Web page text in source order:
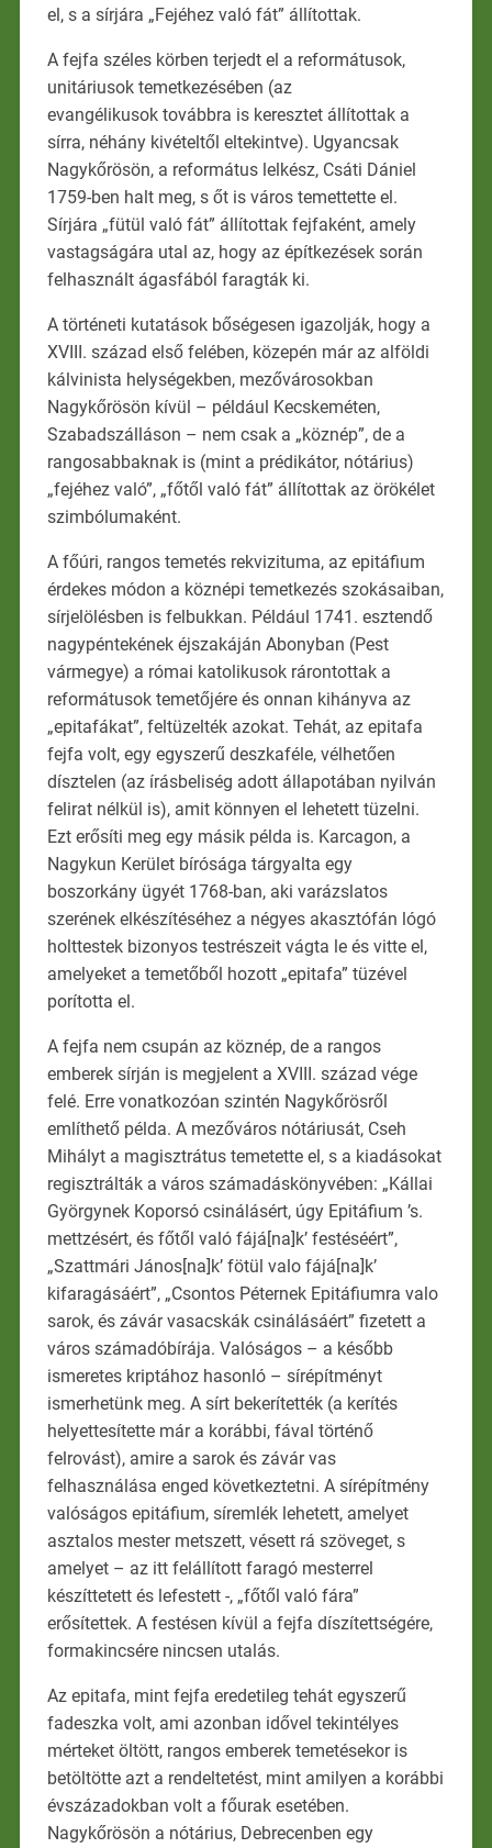
el, s a sírjára „Fejéhez való fát” állítottak.
A fejfa széles körben terjedt el a reformátusok,
unitáriusok temetkezésében (az
evangélikusok továbbra is keresztet állítottak a
sírra, néhány kivételtől eltekintve). Ugyancsak
Nagykőrösön, a református lelkész, Csáti Dániel
1759-ben halt meg, s őt is város temettette el.
Sírjára „fütül való fát” állítottak fejfaként, amely
vastagságára utal az, hogy az építkezések során
felhasznált ágasfából faragták ki.
A történeti kutatások bőségesen igazolják, hogy a
XVIII. század első felében, közepén már az alföldi
kálvinista helységekben, mezővárosokban
Nagykőrösön kívül – például Kecskeméten,
Szabadszálláson – nem csak a „köznép”, de a
rangosabbaknak is (mint a prédikátor, nótárius)
„fejéhez való”, „főtől való fát” állítottak az örökélet
szimbólumaként.
A főúri, rangos temetés rekvizituma, az epitáfium
érdekes módon a köznépi temetkezés szokásaiban,
sírjelölésben is felbukkan. Például 1741. esztendő
nagypéntekének éjszakáján Abonyban (Pest
vármegye) a római katolikusok rárontottak a
reformátusok temetőjére és onnan kihányva az
„epitafákat”, feltüzelték azokat. Tehát, az epitafa
fejfa volt, egy egyszerű deszkaféle, vélhetően
dísztelen (az írásbeliség adott állapotában nyilván
felirat nélkül is), amit könnyen el lehetett tüzelni.
Ezt erősíti meg egy másik példa is. Karcagon, a
Nagykun Kerület bírósága tárgyalta egy
boszorkány ügyét 1768-ban, aki varázslatos
szerének elkészítéséhez a négyes akasztófán lógó
holttestek bizonyos testrészeit vágta le és vitte el,
amelyeket a temetőből hozott „epitafa” tüzével
porította el.
A fejfa nem csupán az köznép, de a rangos
emberek sírján is megjelent a XVIII. század vége
felé. Erre vonatkozóan szintén Nagykőrösről
említhető példa. A mezőváros nótáriusát, Cseh
Mihályt a magisztrátus temetette el, s a kiadásokat
regisztrálták a város számadáskönyvében: „Kállai
Györgynek Koporsó csinálásért, úgy Epitáfium ’s.
mettzésért, és főtől való fájá[na]k’ festéséért”,
„Szattmári János[na]k’ fötül valo fájá[na]k’
kifaragásáért”, „Csontos Péternek Epitáfiumra valo
sarok, és závár vasacskák csinálásáért” fizetett a
város számadóbírája. Valóságos – a később
ismeretes kriptához hasonló – sírépítményt
ismerhetünk meg. A sírt bekerítették (a kerítés
helyettesítette már a korábbi, fával történő
felrovást), amire a sarok és závár vas
felhasználása enged következtetni. A sírépítmény
valóságos epitáfium, síremlék lehetett, amelyet
asztalos mester metszett, vésett rá szöveget, s
amelyet – az itt felállított faragó mesterrel
készíttetett és lefestett -, „főtől való fára”
erősítettek. A festésen kívül a fejfa díszítettségére,
formakincsére nincsen utalás.
Az epitafa, mint fejfa eredetileg tehát egyszerű
fadeszka volt, ami azonban idővel tekintélyes
mérteket öltött, rangos emberek temetésekor is
betöltötte azt a rendeltetést, mint amilyen a korábbi
évszázadokban volt a főurak esetében.
Nagykőrösön a nótárius, Debrecenben egy